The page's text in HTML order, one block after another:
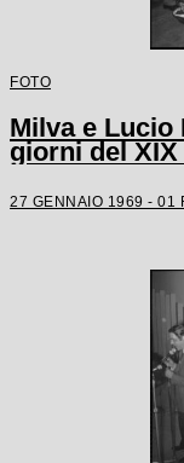
FOTO
Milva e Lucio
giorni del
27 GENNAIO 1969 - 01